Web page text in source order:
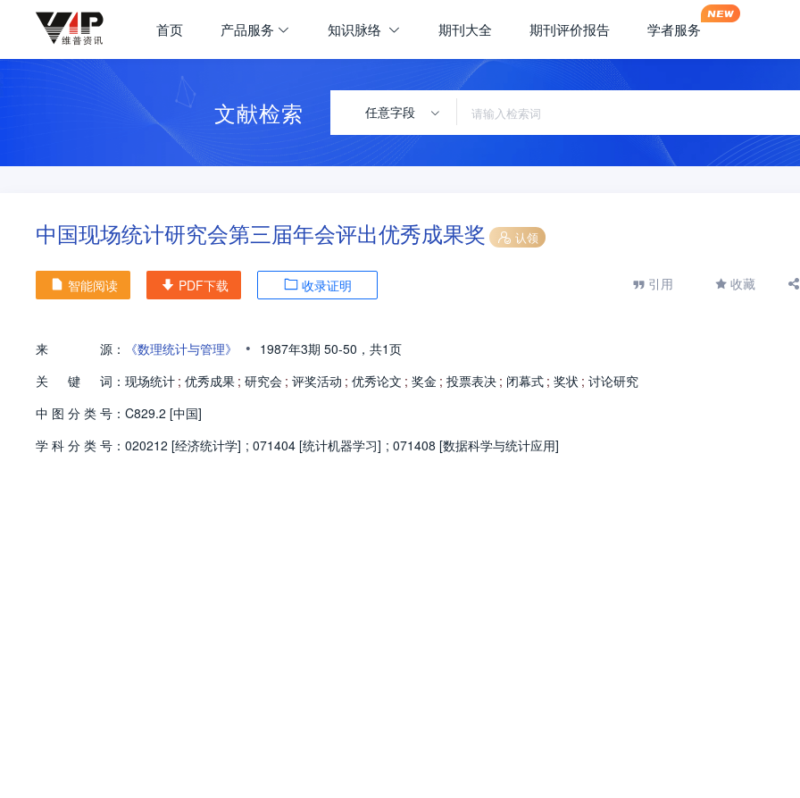
首页 产品服务 知识脉络 期刊大全 期刊评价报告 学者服务
文献检索 任意字段
中国现场统计研究会第三届年会评出优秀成果奖 认领
智能阅读 PDF下载 收录证明 引用 收藏
来 源： 《数理统计与管理》 • 1987年3期 50-50， 共1页
关
键 词： 现场统计 ; 优秀成果 ; 研究会 ; 评奖活动 ; 优秀论文 ; 奖金 ; 投票表决 ; 闭幕式 ; 奖状 ; 讨论研究
中 图 分 类 号： C829.2 [中国]
学 科 分 类 号： 020212 [经济统计学] ; 071404 [统计机器学习] ; 071408 [数据科学与统计应用]